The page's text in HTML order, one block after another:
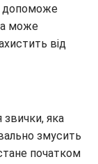
допоможе
може
від
яка
змусить
початком